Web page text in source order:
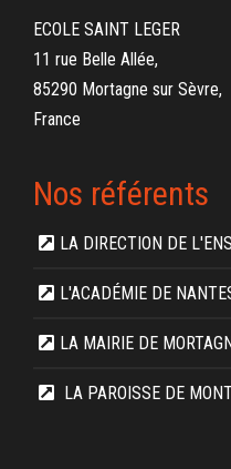
ECOLE SAINT LEGER
11 rue Belle Allée,
85290 Mortagne sur Sèvre,
France
Nos référents
LA DIRECTION DE
L'ACADÉMIE DE
LA MAIRIE DE
LA PAROISSE DE